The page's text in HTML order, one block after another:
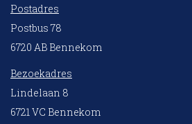
Postadres
Postbus 78
6720 AB Bennekom
Bezoekadres
Lindelaan 8
6721 VC Bennekom